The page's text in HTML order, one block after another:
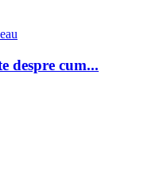
despre cum...